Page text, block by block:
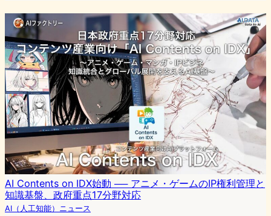
AI Contents on IDX始動 ── アニメ・ゲームのIP権利管理と
知識基盤、政府重点17分野対応
AI（人工知能）ニュース